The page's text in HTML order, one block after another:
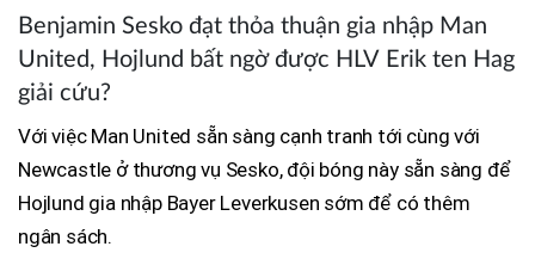
Benjamin Sesko đạt thỏa thuận gia nhập Man
United, Hojlund bất ngờ được HLV Erik ten Hag
giải cứu?
Với việc Man United sẵn sàng cạnh tranh tới cùng với
Newcastle ở thương vụ Sesko, đội bóng này sẵn sàng để
Hojlund gia nhập Bayer Leverkusen sớm để có thêm
ngân sách.